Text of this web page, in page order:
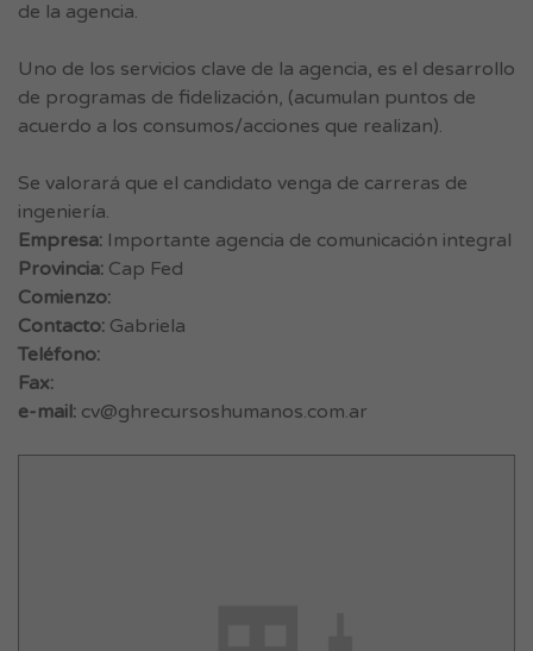
de la agencia.
Uno de los servicios clave de la agencia, es el desarrollo
de programas de fidelización, (acumulan puntos de
acuerdo a los consumos/acciones que realizan).
Se valorará que el candidato venga de carreras de
ingeniería.
Empresa: Importante agencia de comunicación integral
Provincia: Cap Fed
Comienzo:
Contacto: Gabriela
Teléfono:
Fax:
e-mail: cv@ghrecursoshumanos.com.ar